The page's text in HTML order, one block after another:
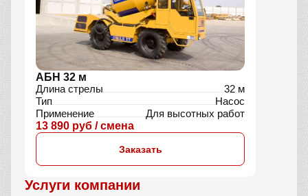
АБН 32 м
Длина стрелы
32 м
Тип
Насос
Применение
Для высотных работ
13 890 руб / смена
Заказать
Услуги компании